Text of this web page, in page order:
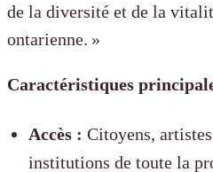
de la diversité et de la
ontarienne. »
Caractéristiques
Accès : Citoyens,
institutions de toute la